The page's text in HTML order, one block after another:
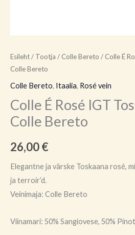
Esileht/ Tootja / Colle Bereto / Colle É
Colle Bereto
Colle Bereto, Itaalia, Rosé vein
Colle É Rosé IGT
Colle Bereto
26,00€
Elegantne ja värske Toskaana rosé,
ja terroir’d.
Veinimaja: Colle Bereto
Viinamari: 50% Sangiovese, 50%